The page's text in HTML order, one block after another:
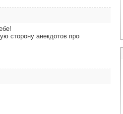
сторону анекдотов про